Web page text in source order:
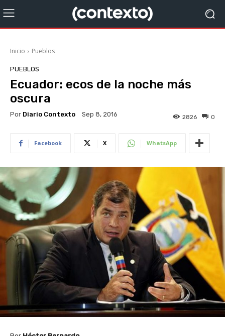
Inicio Pueblos
PUEBLOS
Ecuador: ecos de la noche más
oscura
Por Diario Contexto Sep 8, 2016 0
2826
Facebook X WhatsApp